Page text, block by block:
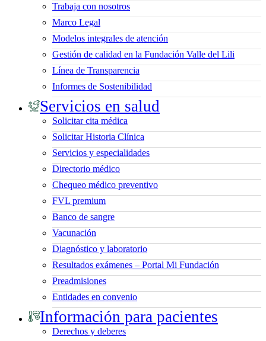
Trabaja con nosotros
Marco Legal
Modelos integrales de atención
Gestión de calidad en la Fundación Valle del Lili
Línea de Transparencia
Informes de Sostenibilidad
Servicios en salud
Solicitar cita médica
Solicitar Historia Clínica
Servicios y especialidades
Directorio médico
Chequeo médico preventivo
FVL premium
Banco de sangre
Vacunación
Diagnóstico y laboratorio
Resultados exámenes – Portal Mi Fundación
Preadmisiones
Entidades en convenio
Información para pacientes
Derechos y deberes